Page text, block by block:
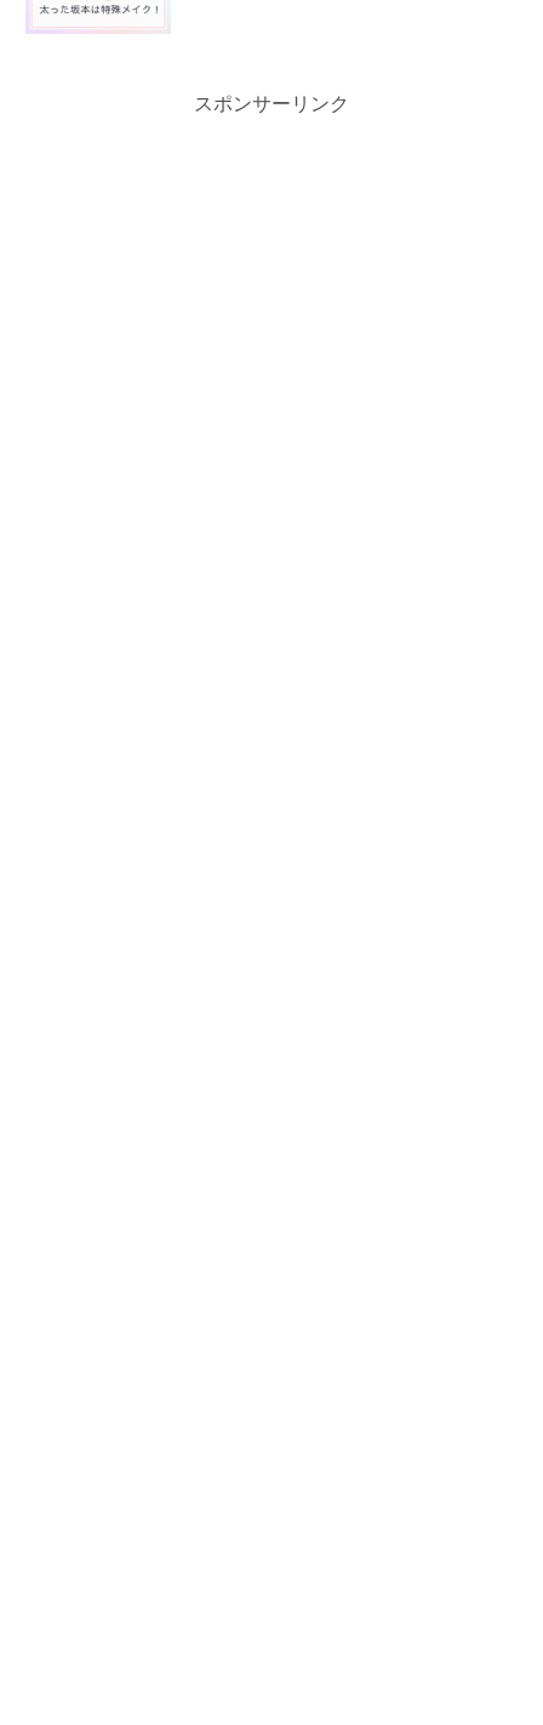
スポンサーリンク